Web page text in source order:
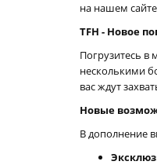
на нашем
TFH - Новое
Погрузитесь в
несколькими
вас ждут
Новые
В дополнение